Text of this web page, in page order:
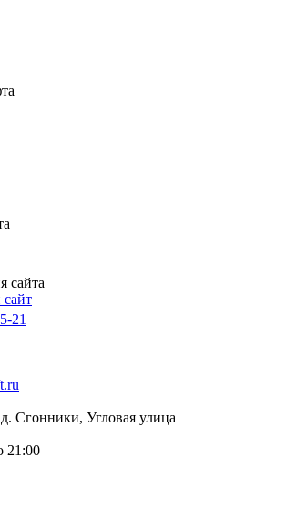
сайта
21
Угловая улица
21:00